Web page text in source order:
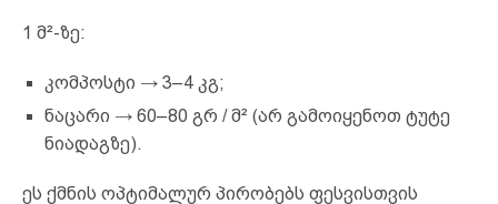
1 მ²-ზე:
კომპოსტი → 3–4 კგ;
ნაცარი → 60–80 გრ / მ² (არ გამოიყენოთ ტუტე
ნიადაგზე).
ეს ქმნის ოპტიმალურ პირობებს ფესვისთვის